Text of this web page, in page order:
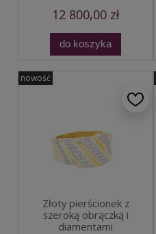
12 800,00 zł
do koszyka
Złoty pierścionek z
szeroką obrączką i
diamentami
nowość